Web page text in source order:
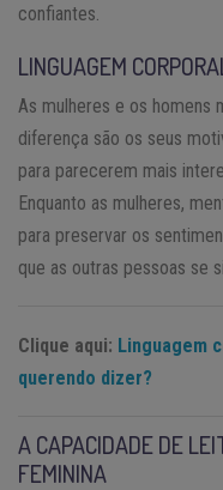
confiantes.
LINGUAGEM
As mulheres e os homens
diferença são os seus
para parecerem mais
Enquanto as mulheres,
para preservar os
que as outras pessoas se
Clique aqui: Linguagem
querendo dizer?
A CAPACIDADE DE
FEMININA